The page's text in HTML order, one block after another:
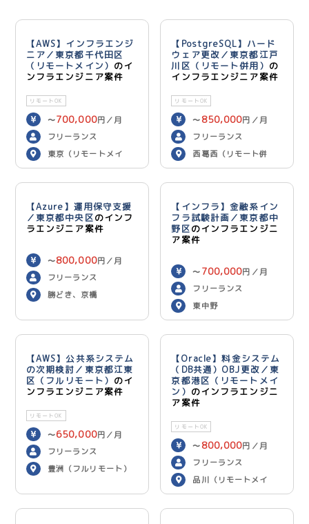
【AWS】インフラエンジ
ニア／東京都千代田区
（リモートメイン） のイ
ンフラエンジニア案件
リモートOK
〜700,000円／月
フリーランス
東京（リモートメイ
ン）
【PostgreSQL】ハード
ウェア更改／東京都江戸
川区（リモート併用） の
インフラエンジニア案件
リモートOK
〜 850,000円／月
フリーランス
西葛西（リモート併
用）
【Azure】運用保守支援
／東京都中央区のインフ
ラエンジニア案件
〜800,000円／月
フリーランス
勝どき、京橋
【インフラ】金融系イン
フラ試験計画／東京都中
野区のインフラエンジニ
ア案件
〜 700,000円／月
フリーランス
東中野
【AWS】公共系システム
の次期検討／東京都江東
区（フルリモート） のイ
ンフラエンジニア案件
リモートOK
〜650,000円／月
フリーランス
豊洲（フルリモート）
【Oracle】料金システム
（DB共通）OBJ更改／東
京都港区（リモートメイ
ン） のインフラエンジニ
ア案件
リモートOK
〜 800,000円／月
フリーランス
品川（リモートメイ
ン）